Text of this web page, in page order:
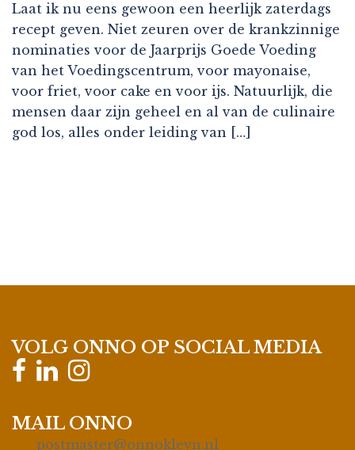
Laat ik nu eens gewoon een heerlijk zaterdags
recept geven. Niet zeuren over de krankzinnige
nominaties voor de Jaarprijs Goede Voeding
van het Voedingscentrum, voor mayonaise,
voor friet, voor cake en voor ijs. Natuurlijk, die
mensen daar zijn geheel en al van de culinaire
god los, alles onder leiding van […]
VOLG ONNO OP SOCIAL MEDIA
MAIL ONNO
postmaster@onnokleyn.nl